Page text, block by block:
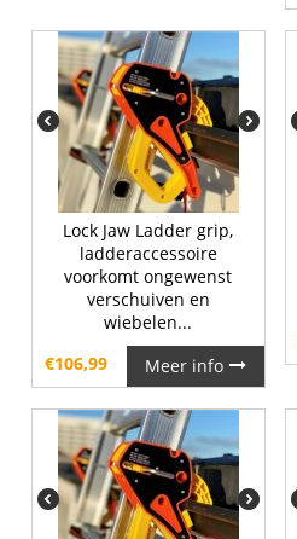
Lock Jaw Ladder grip,
ladderaccessoire
voorkomt ongewenst
verschuiven en
wiebelen...
€106,99 Meer info